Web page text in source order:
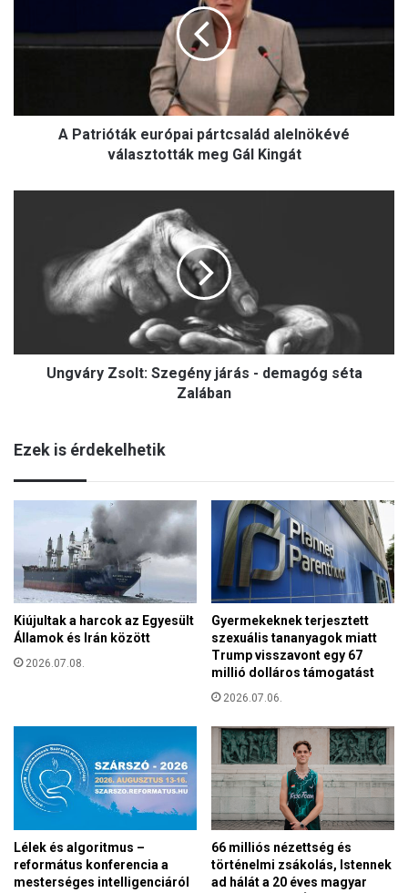
alelnökévé
Kingát
A Patrióták európai pártcsalád alelnökévé
választották meg Gál Kingát
demagóg
Ungváry Zsolt: Szegény járás - demagóg séta
Zalában
Ezek is érdekelhetik
Kiújultak a harcok az Egyesült
Államok és Irán között
2026.07.08.
Gyermekeknek terjesztett
szexuális tananyagok miatt
Trump visszavont egy 67
millió dolláros támogatást
2026.07.06.
Lélek és algoritmus –
református konferencia a
mesterséges intelligenciáról
66 milliós nézettség és
történelmi zsákolás, Istennek
ad hálát a 20 éves magyar